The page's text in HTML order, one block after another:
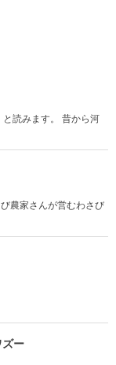
読みます。 昔から河
農家さんが営むわさび
ー